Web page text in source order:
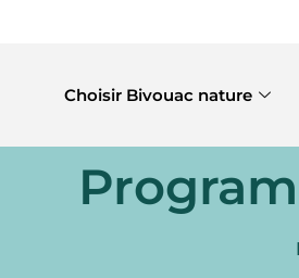
Choisir Bivouac nature